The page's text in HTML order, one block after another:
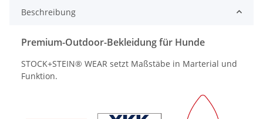
Beschreibung
Premium-Outdoor-Bekleidung für Hunde
STOCK+STEIN® WEAR setzt Maßstäbe in Marterial und
Funktion.